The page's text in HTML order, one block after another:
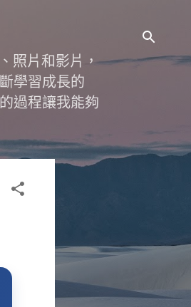
照片和影片，
學習成長的
過程讓我能夠